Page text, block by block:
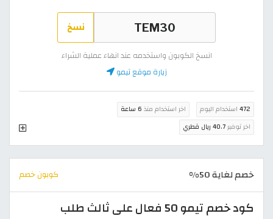
نسخ
انسخ الكوبون واستخدمه عند انهاء عملية الشراء
زيارة موقع تيمو
472 استخدام اليوم اخر استخدام منذ 6 ساعة
اخر توفير40.7 ريال قطري
خصم لغاية 50% كوبون خصم
كود خصم تيمو 50 فعال على ثالث طلب